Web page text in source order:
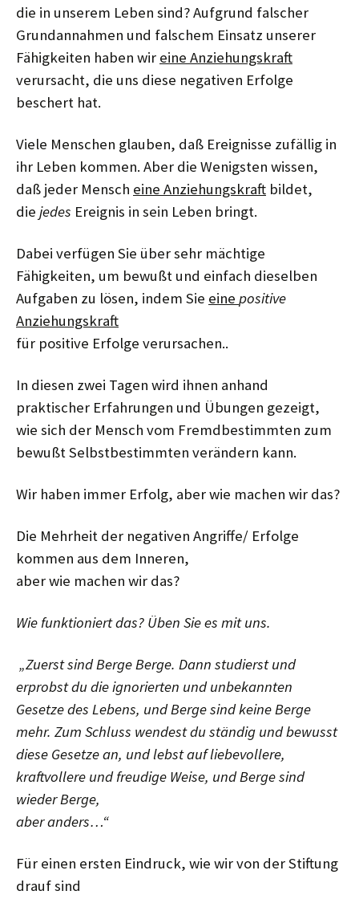
die in unserem Leben sind? Aufgrund falscher
Grundannahmen und falschem Einsatz unserer
Fähigkeiten haben wir eine Anziehungskraft
verursacht, die uns diese negativen Erfolge
beschert hat.
Viele Menschen glauben, daß Ereignisse zufällig in
ihr Leben kommen. Aber die Wenigsten wissen,
daß jeder Mensch eine Anziehungskraft bildet,
die jedes Ereignis in sein Leben bringt.
Dabei verfügen Sie über sehr mächtige
Fähigkeiten, um bewußt und einfach dieselben
Aufgaben zu lösen, indem Sie eine positive
Anziehungskraft
für positive Erfolge verursachen..
In diesen zwei Tagen wird ihnen anhand
praktischer Erfahrungen und Übungen gezeigt,
wie sich der Mensch vom Fremdbestimmten zum
bewußt Selbstbestimmten verändern kann.
Wir haben immer Erfolg, aber wie machen wir das?
Die Mehrheit der negativen Angriffe/ Erfolge
kommen aus dem Inneren,
aber wie machen wir das?
Wie funktioniert das? Üben Sie es mit uns.
„Zuerst sind Berge Berge. Dann studierst und
erprobst du die ignorierten und unbekannten
Gesetze des Lebens, und Berge sind keine Berge
mehr. Zum Schluss wendest du ständig und bewusst
diese Gesetze an, und lebst auf liebevollere,
kraftvollere und freudige Weise, und Berge sind
wieder Berge,
aber anders…“
Für einen ersten Eindruck, wie wir von der Stiftung
drauf sind